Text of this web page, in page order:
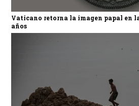
Vaticano retorna la imagen papal en
años